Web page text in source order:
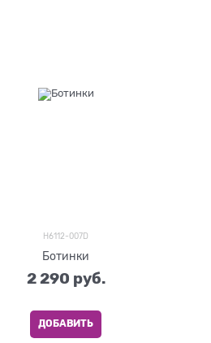
H6112-007D
Ботинки
2 290 руб.
ДОБАВИТЬ